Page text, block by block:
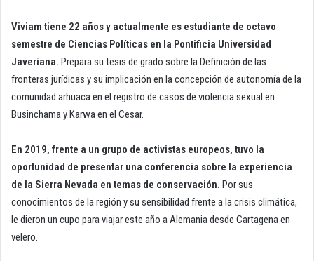
Viviam tiene 22 años y actualmente es estudiante de octavo
semestre de Ciencias Políticas en la Pontificia Universidad
Javeriana. Prepara su tesis de grado sobre la Definición de las
fronteras jurídicas y su implicación en la concepción de autonomía de la
comunidad arhuaca en el registro de casos de violencia sexual en
Businchama y Karwa en el Cesar.
En 2019, frente a un grupo de activistas europeos, tuvo la
oportunidad de presentar una conferencia sobre la experiencia
de la Sierra Nevada en temas de conservación. Por sus
conocimientos de la región y su sensibilidad frente a la crisis climática,
le dieron un cupo para viajar este año a Alemania desde Cartagena en
velero.